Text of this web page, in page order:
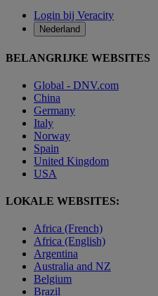
Login bij Veracity
Nederland
BELANGRIJKE WEBSITES
Global - DNV.com
China
Germany
Italy
Norway
Spain
United Kingdom
USA
LOKALE WEBSITES:
Africa (French)
Africa (English)
Argentina
Australia and NZ
Belgium
Brazil